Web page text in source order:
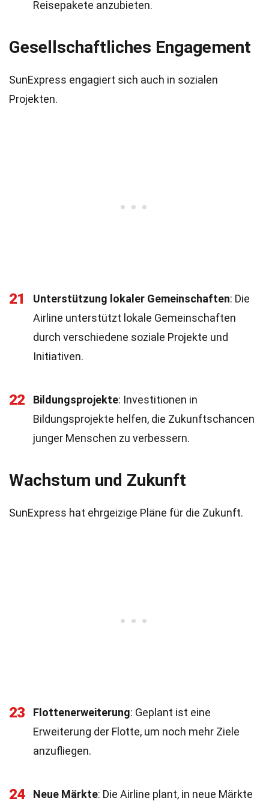
Reisepakete anzubieten.
Gesellschaftliches Engagement
SunExpress engagiert sich auch in sozialen
Projekten.
21 Unterstützung lokaler Gemeinschaften: Die
Airline unterstützt lokale Gemeinschaften
durch verschiedene soziale Projekte und
Initiativen.
22 Bildungsprojekte: Investitionen in
Bildungsprojekte helfen, die Zukunftschancen
junger Menschen zu verbessern.
Wachstum und Zukunft
SunExpress hat ehrgeizige Pläne für die Zukunft.
23 Flottenerweiterung: Geplant ist eine
Erweiterung der Flotte, um noch mehr Ziele
anzufliegen.
24 Neue Märkte: Die Airline plant, in neue Märkte